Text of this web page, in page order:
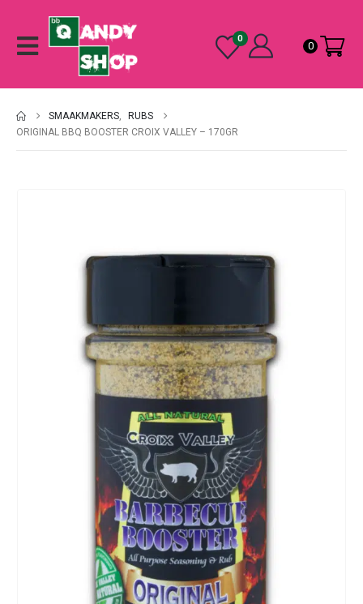
0
0
SMAAKMAKERS,
RUBS
ORIGINAL BBQ BOOSTER CROIX VALLEY – 170GR